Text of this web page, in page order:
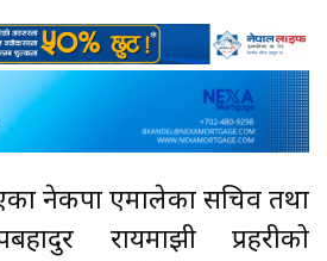
नेकपा एमालेका सचिव तथा
रायमाझी प्रहरीको